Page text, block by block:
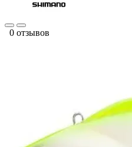
0 отзывов